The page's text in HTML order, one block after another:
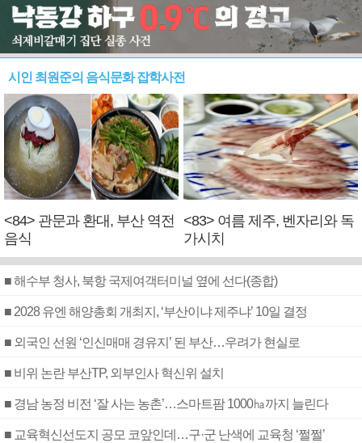
시인 최원준의 음식문화 잡학사전
<84> 관문과 환대, 부산 역전
음식
<83> 여름 제주, 벤자리와 독
가시치
■ 해수부 청사, 북항 국제여객터미널 옆에 선다(종합)
■ 2028 유엔 해양총회 개최지, ‘부산이냐 제주냐’ 10일 결정
■ 외국인 선원 ‘인신매매 경유지’ 된 부산…우려가 현실로
■ 비위 논란 부산TP, 외부인사 혁신위 설치
■ 경남 농정 비전 ‘잘 사는 농촌’…스마트팜 1000㏊까지 늘린다
■ 교육혁신선도지 공모 코앞인데…구·군 난색에 교육청 ‘쩔쩔’